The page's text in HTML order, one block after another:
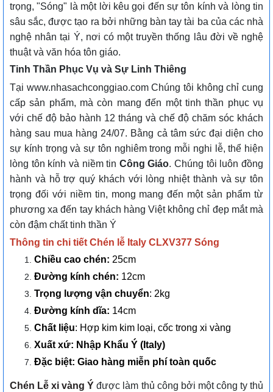
trọng, "Sóng" là một lời kêu gọi đến sự tôn kính và lòng tin
sâu sắc, được tạo ra bởi những bàn tay tài ba của các nhà
nghệ nhân tại Ý, nơi có một truyền thống lâu đời về nghệ
thuật và văn hóa tôn giáo.
Tinh Thần Phục Vụ và Sự Linh Thiêng
Tại www.nhasachconggiao.com Chúng tôi không chỉ cung
cấp sản phẩm, mà còn mang đến một tinh thần phục vụ
với chế độ bảo hành 12 tháng và chế độ chăm sóc khách
hàng sau mua hàng 24/07. Bằng cả tâm sức đại diện cho
sự kính trọng và sự tôn nghiêm trong mỗi nghi lễ, thể hiện
lòng tôn kính và niềm tin Công Giáo. Chúng tôi luôn đồng
hành và hỗ trợ quý khách với lòng nhiệt thành và sự tôn
trọng đối với niềm tin, mong mang đến một sản phẩm từ
phương xa đến tay khách hàng Việt không chỉ đẹp mắt mà
còn đậm chất tinh thần Ý
Thông tin chi tiết Chén lễ Italy CLXV377 Sóng
Chiều cao chén: 25cm
Đường kính chén: 12cm
Trọng lượng vận chuyển: 2kg
Đường kính dĩa: 14cm
Chất liệu: Hợp kim kim loại, cốc trong xi vàng
Xuất xứ: Nhập Khẩu Ý (Italy)
Đặc biệt: Giao hàng miễn phí toàn quốc
Chén Lễ xi vàng Ý được làm thủ công bởi một công ty thủ